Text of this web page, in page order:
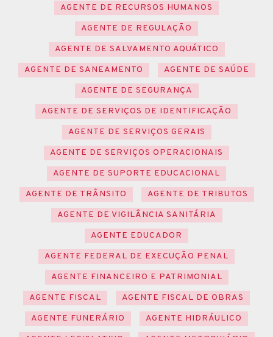
AGENTE DE RECURSOS HUMANOS
AGENTE DE REGULAÇÃO
AGENTE DE SALVAMENTO AQUÁTICO
AGENTE DE SANEAMENTO
AGENTE DE SAÚDE
AGENTE DE SEGURANÇA
AGENTE DE SERVIÇOS DE IDENTIFICAÇÃO
AGENTE DE SERVIÇOS GERAIS
AGENTE DE SERVIÇOS OPERACIONAIS
AGENTE DE SUPORTE EDUCACIONAL
AGENTE DE TRÂNSITO
AGENTE DE TRIBUTOS
AGENTE DE VIGILÂNCIA SANITÁRIA
AGENTE EDUCADOR
AGENTE FEDERAL DE EXECUÇÃO PENAL
AGENTE FINANCEIRO E PATRIMONIAL
AGENTE FISCAL
AGENTE FISCAL DE OBRAS
AGENTE FUNERÁRIO
AGENTE HIDRÁULICO